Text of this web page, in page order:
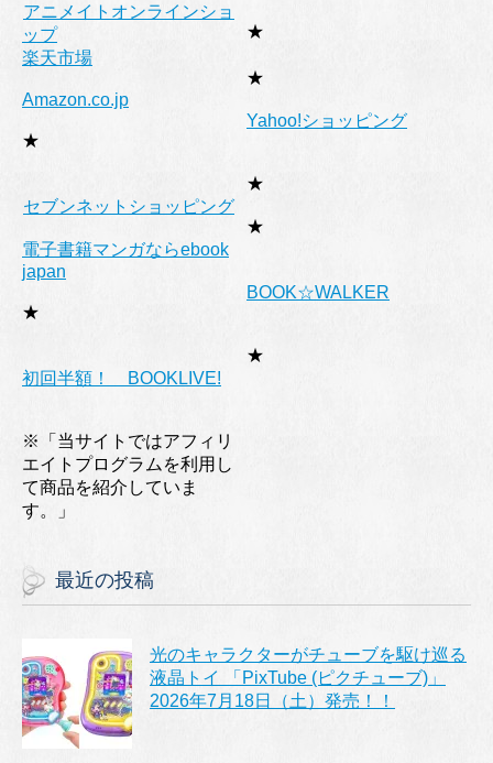
アニメイトオンラインショ
ップ
★
楽天市場
★
Amazon.co.jp
★
Yahoo!ショッピング
★
セブンネットショッピング
★
電子書籍マンガならebook
japan
★
BOOK☆WALKER
★
初回半額！ BOOKLIVE!
※「当サイトではアフィリ
エイトプログラムを利用し
て商品を紹介していま
す。」
最近の投稿
光のキャラクターがチューブを駆け巡る
液晶トイ 「PixTube (ピクチューブ)」
2026年7月18日（土）発売！！